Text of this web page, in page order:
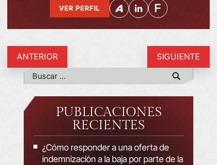
VER PERFIL
ANTERIOR SIGUIENTE
PUBLICACIONES
RECIENTES
¿Cómo responder a una oferta de
indemnización a la baja por parte de la